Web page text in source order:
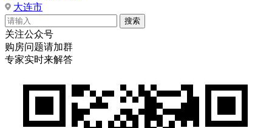
大连市
关注公众号
购房问题请加群
专家实时来解答